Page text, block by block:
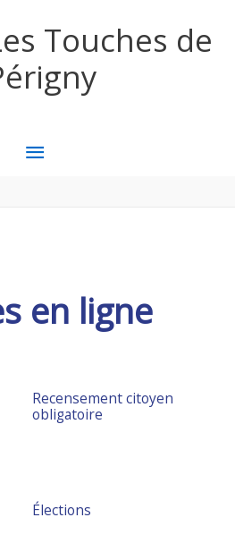
Touches de
MENU
en ligne
Recensement citoyen
obligatoire
Élections